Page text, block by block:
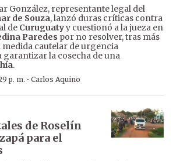
González, representante legal del
de Souza, lanzó duras críticas contra
de Curuguatyy cuestionó a la jueza en
Paredes por no resolver, tras más
medida cautelar de urgencia
garantizar la cosecha de una
.
p. m. · Carlos Aquino
de Roselín
para el